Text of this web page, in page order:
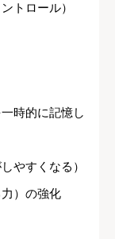
トロール）
時的に記憶し
やすくなる）
）の強化